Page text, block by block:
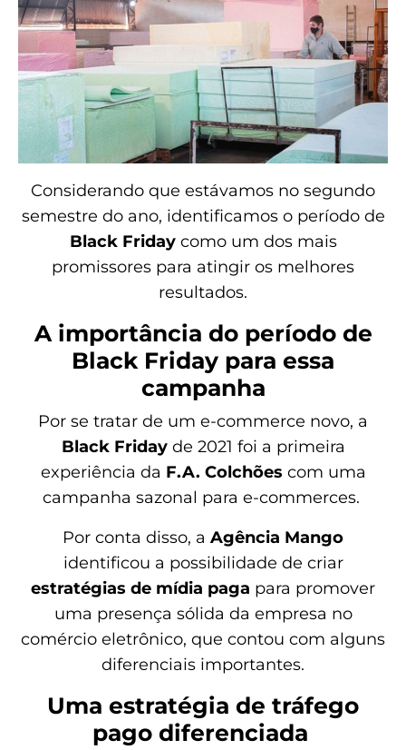
Considerando que estávamos no segundo
semestre do ano, identificamos o período de
Black Fridaycomo um dos mais
promissores para atingir os melhores
resultados.
A importância do período de
Black Friday para essa
campanha
Por se tratar de um e-commerce novo, a
Black Friday de 2021 foi a primeira
experiência da F.A. Colchões com uma
campanha sazonal para e-commerces.
Por conta disso, a Agência Mango
identificou a possibilidade de criar
estratégias de mídia paga para promover
uma presença sólida da empresa no
comércio eletrônico, que contou com alguns
diferenciais importantes.
Uma estratégia de tráfego
pago diferenciada